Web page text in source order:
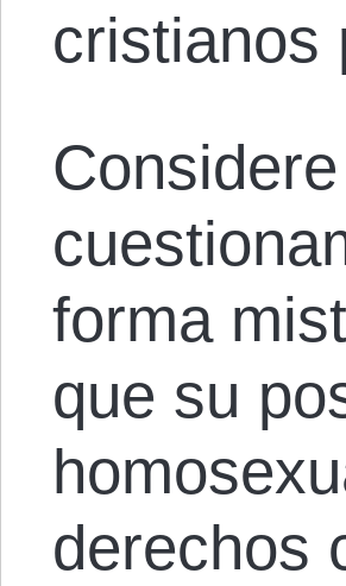
cristianos
forma
que su
derechos